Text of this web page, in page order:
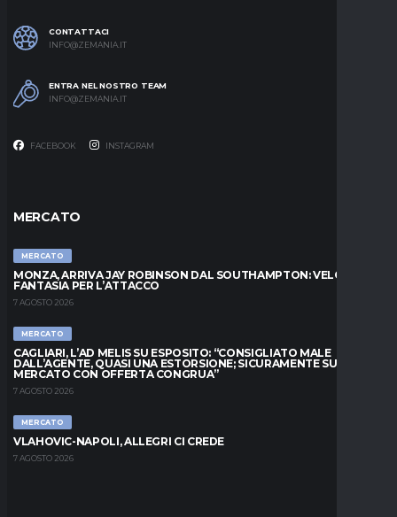
CONTATTACI
INFO@ZEMANIA.IT
ENTRA NEL NOSTRO TEAM
INFO@ZEMANIA.IT
FACEBOOK INSTAGRAM
MERCATO
MERCATO
MONZA, ARRIVA JAY ROBINSON DAL SOUTHAMPTON: VELOCITÀ E
FANTASIA PER L’ATTACCO
7 AGOSTO 2026
MERCATO
CAGLIARI, L’AD MELIS SU ESPOSITO: “CONSIGLIATO MALE
DALL’AGENTE, QUASI UNA ESTORSIONE; SICURAMENTE SUL
MERCATO CON OFFERTA CONGRUA”
7 AGOSTO 2026
MERCATO
VLAHOVIC-NAPOLI, ALLEGRI CI CREDE
7 AGOSTO 2026